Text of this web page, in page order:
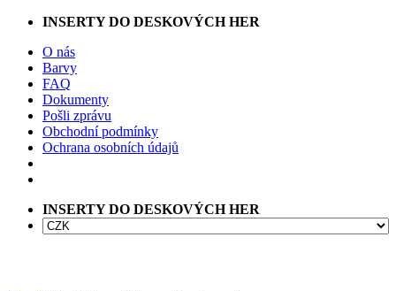
Přeskočit
obsah
INSERTY DO DESKOVÝCH HER
O nás
Barvy
FAQ
Dokumenty
Pošli zprávu
Obchodní podmínky
Ochrana osobních údajů
INSERTY DO DESKOVÝCH HER